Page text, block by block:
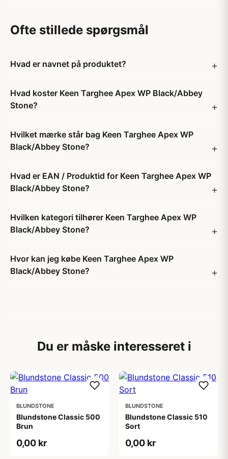
Ofte stillede spørgsmål
Hvad er navnet på produktet?
Hvad koster Keen Targhee Apex WP Black/Abbey
Stone?
Hvilket mærke står bag Keen Targhee Apex WP
Black/Abbey Stone?
Hvad er EAN / Produktid for Keen Targhee Apex WP
Black/Abbey Stone?
Hvilken kategori tilhører Keen Targhee Apex WP
Black/Abbey Stone?
Hvor kan jeg købe Keen Targhee Apex WP
Black/Abbey Stone?
Du er måske interesseret i
BLUNDSTONE
Blundstone Classic 500
Brun
0,00 kr
BLUNDSTONE
Blundstone Classic 510
Sort
0,00 kr